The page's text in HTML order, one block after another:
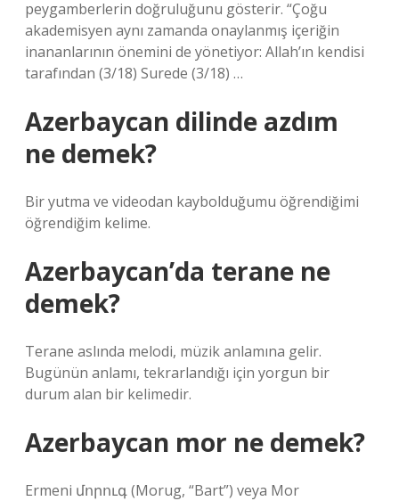
peygamberlerin doğruluğunu gösterir. “Çoğu
akademisyen aynı zamanda onaylanmış içeriğin
inananlarının önemini de yönetiyor: Allah’ın kendisi
tarafından (3/18) Surede (3/18) …
Azerbaycan dilinde azdım
ne demek?
Bir yutma ve videodan kaybolduğumu öğrendiğimi
öğrendiğim kelime.
Azerbaycan’da terane ne
demek?
Terane aslında melodi, müzik anlamına gelir.
Bugünün anlamı, tekrarlandığı için yorgun bir
durum alan bir kelimedir.
Azerbaycan mor ne demek?
Ermeni մորուգ (Morug, “Bart”) veya Mor